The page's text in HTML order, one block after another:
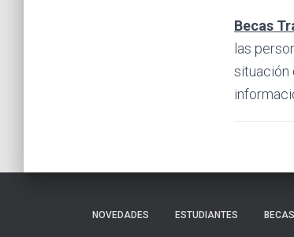
Becas
las
situación
NOVEDADES ESTUDIANTES